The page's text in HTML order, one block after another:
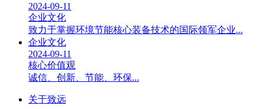
2024-09-11
企业文化
致力于掌握环境节能核心装备技术的国际领军企业...
企业文化
2024-09-11
核心价值观
诚信、创新、节能、环保...
关于致远